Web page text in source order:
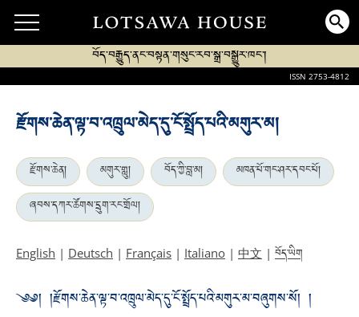
བོད་བརྒྱུད་ནང་བསྟན་གསུང་རབ་སྒྲ་བསྒྱུར་ཁང་།
ISSN 2753-4812
རྫོགས་ཆེན་ལྟ་བ་འཁྲུལ་མེད་དུ་ངོ་སྤྲོད་པའི་མགུར་མ།
རྫོགས་ཆེན། མགུར་གླུ། བོད་ཀྱི་བླ་མ།
མཁན་པོ་གང་ཤར་དབང་པོ།
ཞབས་དཀར་ཚོགས་དྲུག་རང་གྲོལ།
English | Deutsch | Français | Italiano | 中文 | བོད་ཡིག
༄༅། །རྫོགས་ཆེན་ལྟ་བ་འཁྲུལ་མེད་དུ་ངོ་སྤྲོད་པའི་མགུར་མ་བཞུགས་སོ། །